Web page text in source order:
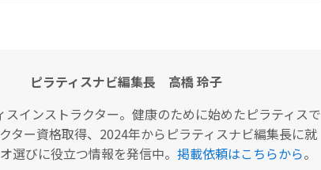
ピラティスナビ編集長 高橋 玲子
スインストラクター。健康のために始めたピラティスで
ター資格取得、2024年からピラティスナビ編集長に就
選びに役立つ情報を発信中。 掲載依頼はこちらから。